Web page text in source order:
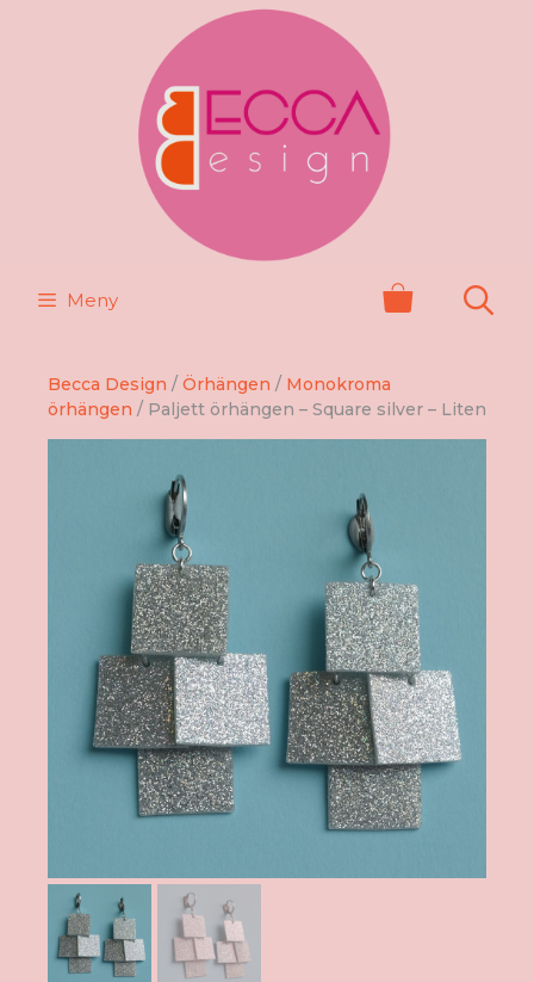
Meny
Becca Design / Örhängen / Monokroma
örhängen / Paljett örhängen – Square silver – Liten